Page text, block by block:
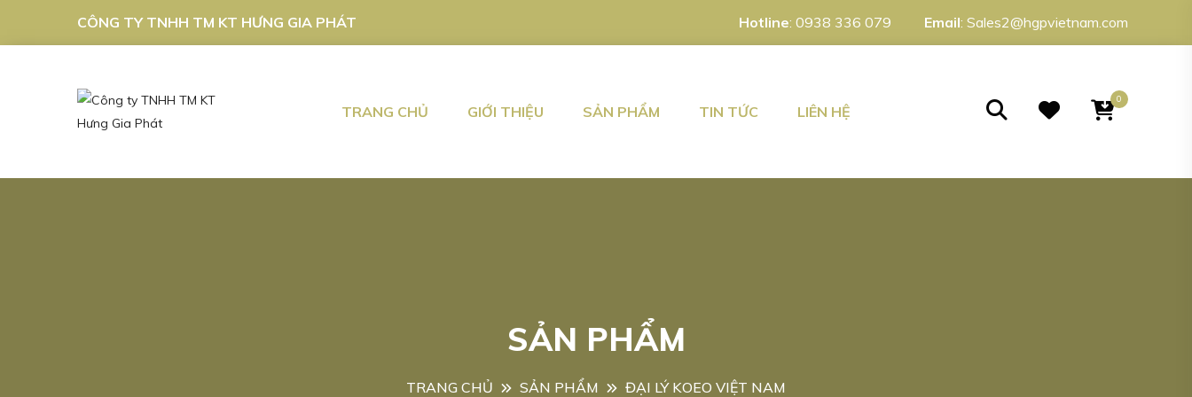
CÔNG TY TNHH TM KT HƯNG GIA PHÁT Hotline: 0938 336 079 Email: Sales2@hgpvietnam.com
TRANG CHỦ GIỚI THIỆU SẢN PHẨM TIN TỨC LIÊN HỆ
0
SẢN PHẨM
TRANG CHỦ SẢN PHẨM ĐẠI LÝ KOEO VIỆT NAM